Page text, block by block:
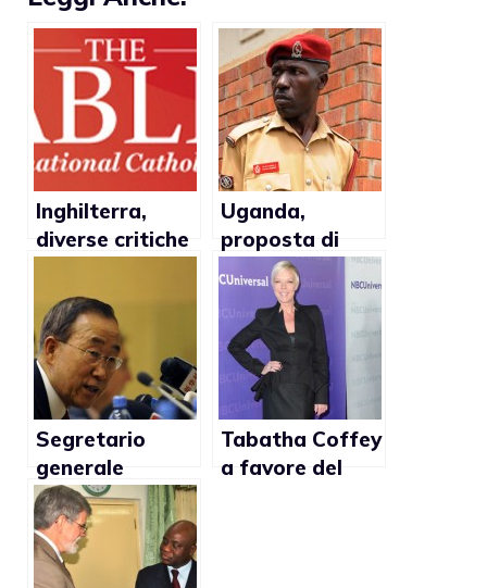
Inghilterra,
diverse critiche
verso
l’approvazione
del matrimonio
gay
Uganda,
proposta di
legge sulla pena
di morte per
gay torna in
parlamento
Segretario
generale
dell’Onu Ban Ki
Moon: “I governi
africani devono
rispettare i
Tabatha Coffey
a favore del